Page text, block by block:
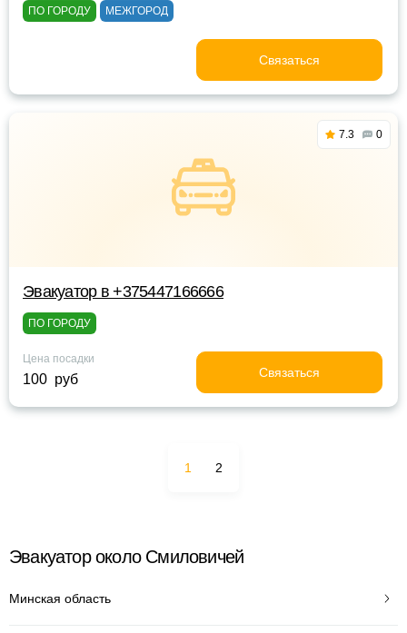
ПО ГОРОДУ МЕЖГОРОД
Связаться
7.3 0
Эвакуатор в +375447166666
ПО ГОРОДУ
Цена посадки
100 руб Связаться
1 2
Эвакуатор около Смиловичей
Минская область